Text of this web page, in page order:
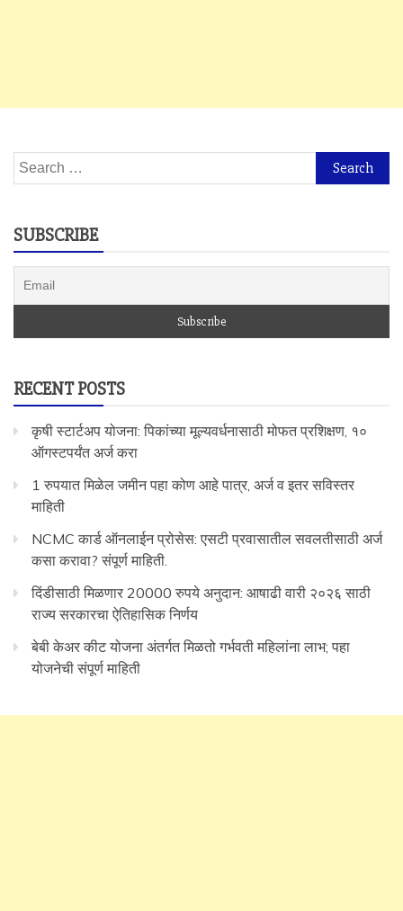
Search
for:
SUBSCRIBE
RECENT POSTS
कृषी स्टार्टअप योजना: पिकांच्या मूल्यवर्धनासाठी मोफत प्रशिक्षण, १०
ऑगस्टपर्यंत अर्ज करा
1 रुपयात मिळेल जमीन पहा कोण आहे पात्र, अर्ज व इतर सविस्तर
माहिती
NCMC कार्ड ऑनलाईन प्रोसेस: एसटी प्रवासातील सवलतीसाठी अर्ज
कसा करावा? संपूर्ण माहिती.
दिंडीसाठी मिळणार 20000 रुपये अनुदान: आषाढी वारी २०२६ साठी
राज्य सरकारचा ऐतिहासिक निर्णय
बेबी केअर कीट योजना अंतर्गत मिळतो गर्भवती महिलांना लाभ; पहा
योजनेची संपूर्ण माहिती